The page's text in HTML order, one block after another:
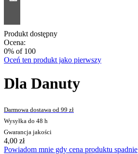
Produkt dostępny
Ocena:
0% of 100
Oceń ten produkt jako pierwszy
Dla Danuty
Darmowa dostawa od 99 zł
Wysyłka do 48 h
Gwarancja jakości
4,00 zł
Powiadom mnie gdy cena produktu spadnie